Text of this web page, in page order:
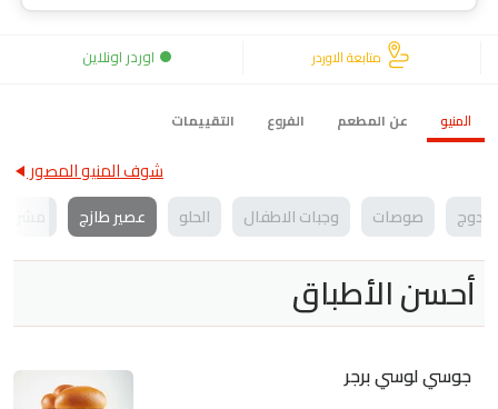
متابعة الاوردر اوردر اونلاين
المنيو عن المطعم الفروع التقييمات
شوف المنيو المصور
دوج صوصات وجبات الاطفال الحلو عصير طازج
أحسن الأطباق
جوسي لوسي برجر